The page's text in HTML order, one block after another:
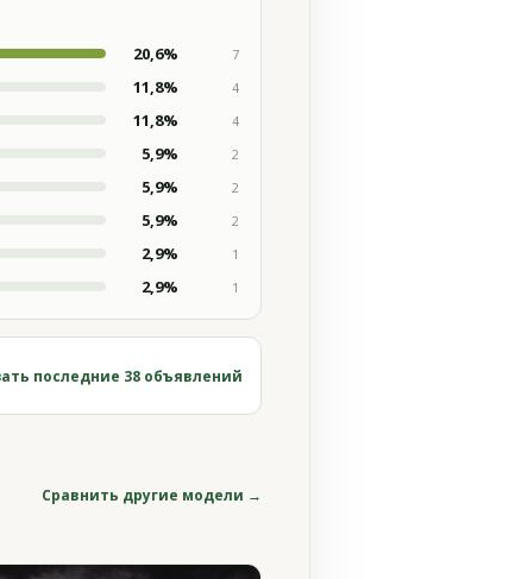
20,6%
7
11,8%
4
11,8%
4
5,9%
2
5,9%
2
5,9%
2
2,9%
1
2,9% 1
последние 38 объявлений
Сравнить другие модели →